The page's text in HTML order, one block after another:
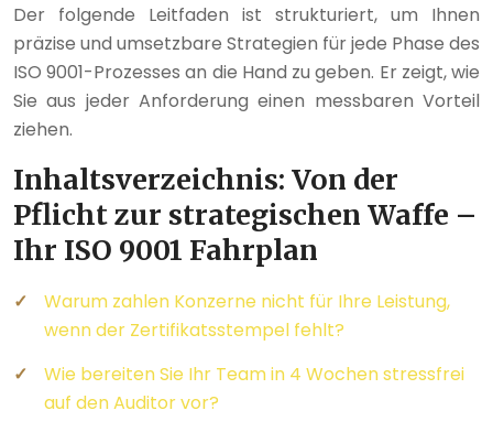
Der folgende Leitfaden ist strukturiert, um Ihnen
präzise und umsetzbare Strategien für jede Phase des
ISO 9001-Prozesses an die Hand zu geben. Er zeigt, wie
Sie aus jeder Anforderung einen messbaren Vorteil
ziehen.
Inhaltsverzeichnis: Von der
Pflicht zur strategischen Waffe –
Ihr ISO 9001 Fahrplan
Warum zahlen Konzerne nicht für Ihre Leistung,
wenn der Zertifikatsstempel fehlt?
Wie bereiten Sie Ihr Team in 4 Wochen stressfrei
auf den Auditor vor?